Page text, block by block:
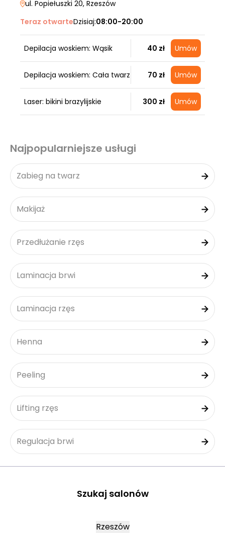
ul. Popiełuszki 20, Rzeszów
Teraz otwarteDzisiaj:08:00-20:00
Depilacja woskiem: Wąsik 40 zł Umów
Depilacja woskiem: Cała twarz 70 zł Umów
Laser: bikini brazylijskie 300 zł Umów
Najpopularniejsze usługi
Zabieg na twarz
Makijaż
Przedłużanie rzęs
Laminacja brwi
Laminacja rzęs
Henna
Peeling
Lifting rzęs
Regulacja brwi
Szukaj salonów
Rzeszów